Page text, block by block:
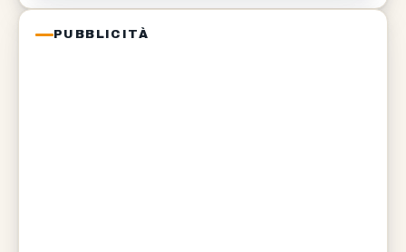
PUBBLICITÀ